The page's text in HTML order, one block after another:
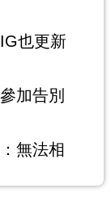
也更新
加告別
無法相